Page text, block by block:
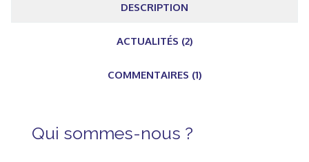
DESCRIPTION
ACTUALITÉS (2)
COMMENTAIRES (1)
Qui sommes-nous ?